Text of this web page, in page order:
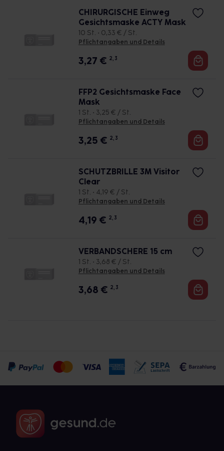
CHIRURGISCHE Einweg
Gesichtsmaske ACTY Mask
10 St. • 0,33 € / St.
Pflichtangaben und Details
3,27 € 2, 3
FFP2 Gesichtsmaske Face
Mask
1 St. • 3,25 € / St.
Pflichtangaben und Details
3,25 € 2, 3
SCHUTZBRILLE 3M Visitor
Clear
1 St. • 4,19 € / St.
Pflichtangaben und Details
4,19 € 2, 3
VERBANDSCHERE 15 cm
1 St. • 3,68 € / St.
Pflichtangaben und Details
3,68 € 2, 3